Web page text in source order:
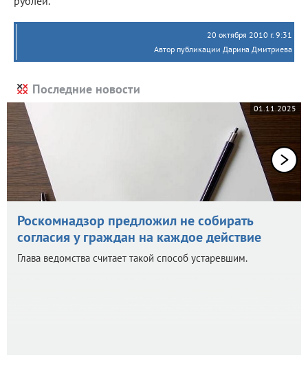
20 октября 2010 г. 9:31
Автор публикации Дарина Дмитриева
Последние новости
01.11.2025
Роскомнадзор предложил не собирать
согласия у граждан на каждое действие
Глава ведомства считает такой способ устаревшим.